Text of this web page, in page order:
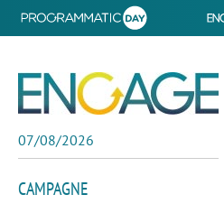
07/08/2026
CAMPAGNE